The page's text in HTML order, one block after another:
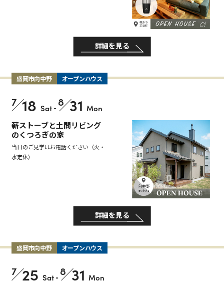
詳細を見る
盛岡市向中野 オープンハウス
7 18 Sat- 8 31 Mon
薪ストーブと土間リビング
のくつろぎの家
当日のご見学はお電話ください（火・
水定休）
詳細を見る
盛岡市向中野 オープンハウス
7 25 Sat- 8 31 Mon